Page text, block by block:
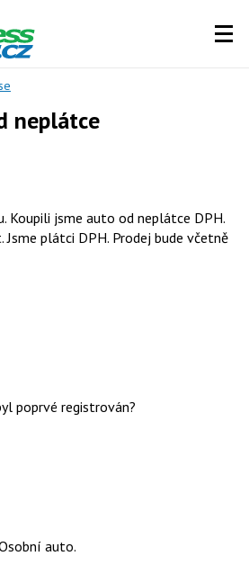
neplátce
Koupili jsme auto od neplátce DPH.
plátci DPH. Prodej bude včetně
poprvé registrován?
auto.